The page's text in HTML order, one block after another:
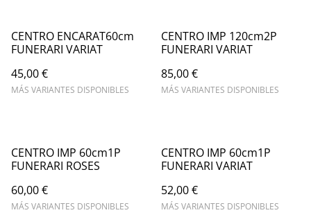
CENTRO ENCARAT60cm
FUNERARI VARIAT
45,00 €
MÁS VARIANTES DISPONIBLES
CENTRO IMP 120cm2P
FUNERARI VARIAT
85,00 €
MÁS VARIANTES DISPONIBLES
CENTRO IMP 60cm1P
FUNERARI ROSES
60,00 €
MÁS VARIANTES DISPONIBLES
CENTRO IMP 60cm1P
FUNERARI VARIAT
52,00 €
MÁS VARIANTES DISPONIBLES